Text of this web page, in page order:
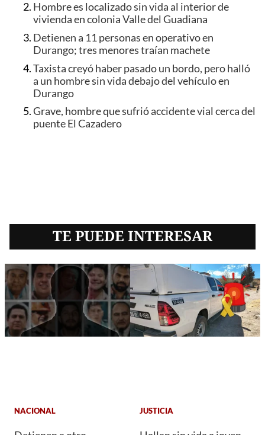
Hombre es localizado sin vida al interior de
vivienda en colonia Valle del Guadiana
Detienen a 11 personas en operativo en
Durango; tres menores traían machete
Taxista creyó haber pasado un bordo, pero halló
a un hombre sin vida debajo del vehículo en
Durango
Grave, hombre que sufrió accidente vial cerca del
puente El Cazadero
TE PUEDE INTERESAR
NACIONAL JUSTICIA